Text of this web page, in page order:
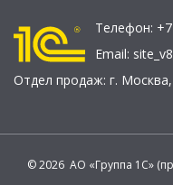
Телефон:
Email:
Отдел продаж: г. Москва,
© 2026 АО «Группа 1С»